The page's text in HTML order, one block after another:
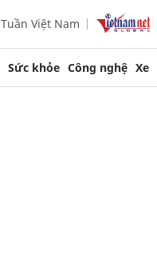
Tuần Việt Nam
Sức khỏe Công nghệ Xe